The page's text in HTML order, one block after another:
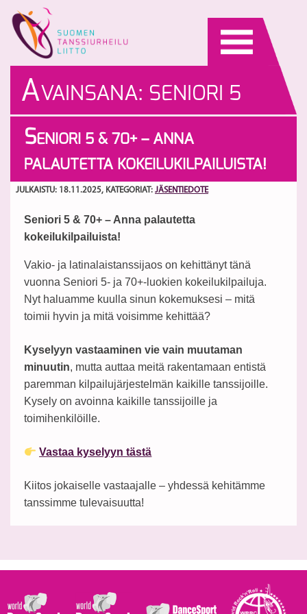
content
AVAINSANA: SENIORI 5
SENIORI 5 & 70+ – ANNA
PALAUTETTA KOKEILUKILPAILUISTA!
JULKAISTU: 18.11.2025, KATEGORIAT: JÄSENTIEDOTE
Seniori 5 & 70+ – Anna palautetta
kokeilukilpailuista!
Vakio- ja latinalaistanssijaos on kehittänyt tänä
vuonna Seniori 5- ja 70+-luokien kokeilukilpailuja.
Nyt haluamme kuulla sinun kokemuksesi – mitä
toimii hyvin ja mitä voisimme kehittää?
Kyselyyn vastaaminen vie vain muutaman
minuutin, mutta auttaa meitä rakentamaan entistä
paremman kilpailujärjestelmän kaikille tanssijoille.
Kysely on avoinna kaikille tanssijoille ja
toimihenkilöille.
Vastaa kyselyyn tästä
Kiitos jokaiselle vastaajalle – yhdessä kehitämme
tanssimme tulevaisuutta!